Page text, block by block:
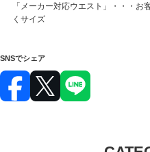
「メーカー対応ウエスト」・・・
くサイズ
SNSでシェア